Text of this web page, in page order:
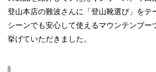
登山本店の難波さんに「登山靴選び」をテ
シーンでも安心して使えるマウンテンブー
挙げていただきました。